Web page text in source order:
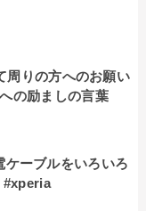
周りの方へのお願い
の励ましの言葉
ーブルをいろいろ
#xperia